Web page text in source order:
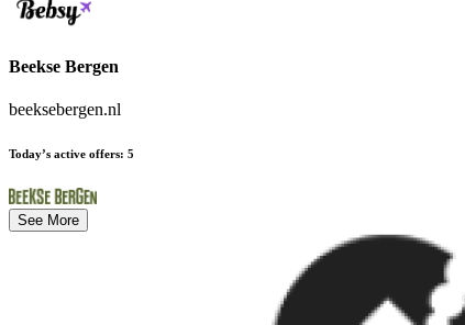
Beekse Bergen
beeksebergen.nl
Today’s active offers: 5
See More